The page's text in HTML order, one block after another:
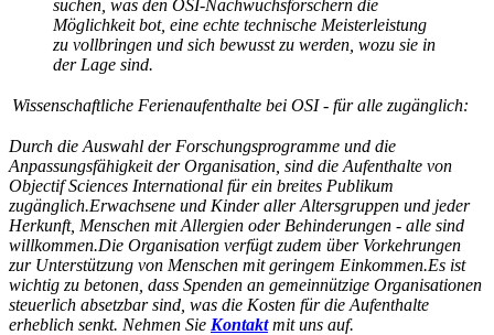
suchen, was den OSI-Nachwuchsforschern die
Möglichkeit bot, eine echte technische Meisterleistung
zu vollbringen und sich bewusst zu werden, wozu sie in
der Lage sind.
Wissenschaftliche Ferienaufenthalte bei OSI - für alle zugänglich:
Durch die Auswahl der Forschungsprogramme und die
Anpassungsfähigkeit der Organisation, sind die Aufenthalte von
Objectif Sciences International für ein breites Publikum
zugänglich.Erwachsene und Kinder aller Altersgruppen und jeder
Herkunft, Menschen mit Allergien oder Behinderungen - alle sind
willkommen.Die Organisation verfügt zudem über Vorkehrungen
zur Unterstützung von Menschen mit geringem Einkommen.Es ist
wichtig zu betonen, dass Spenden an gemeinnützige Organisationen
steuerlich absetzbar sind, was die Kosten für die Aufenthalte
erheblich senkt. Nehmen Sie Kontaktmit uns auf.